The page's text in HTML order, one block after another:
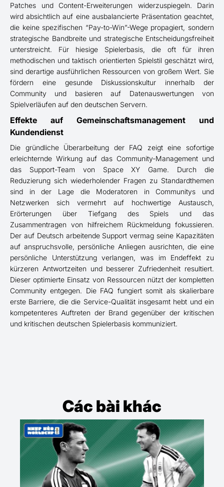
Patches und Content-Erweiterungen widerzuspiegeln. Darin
wird absichtlich auf eine ausbalancierte Präsentation geachtet,
die keine spezifischen “Pay-to-Win”-Wege propagiert, sondern
strategische Bandbreite und strategische Entscheidungsfreiheit
unterstreicht. Für hiesige Spielerbasis, die oft für ihren
methodischen und taktisch orientierten Spielstil geschätzt wird,
sind derartige ausführlichen Ressourcen von großem Wert. Sie
fördern eine gesunde Diskussionskultur innerhalb der
Community und basieren auf Datenauswertungen von
Spielverläufen auf den deutschen Servern.
Effekte auf Gemeinschaftsmanagement und
Kundendienst
Die gründliche Überarbeitung der FAQ zeigt eine sofortige
erleichternde Wirkung auf das Community-Management und
das Support-Team von Space XY Game. Durch die
Reduzierung sich wiederholender Fragen zu Standardthemen
sind in der Lage die Moderatoren in Communitys und
Netzwerken sich vermehrt auf hochwertige Austausch,
Erörterungen über Tiefgang des Spiels und das
Zusammentragen von hilfreichem Rückmeldung fokussieren.
Der auf Deutsch arbeitende Support vermag seine Kapazitäten
auf anspruchsvolle, persönliche Anliegen ausrichten, die eine
persönliche Unterstützung verlangen, was im Endeffekt zu
kürzeren Antwortzeiten und besserer Zufriedenheit resultiert.
Dieser optimierte Einsatz von Ressourcen nützt der kompletten
Community entgegen. Die FAQ fungiert somit als skalierbare
erste Barriere, die die Service-Qualität insgesamt hebt und ein
kompetenteres Auftreten der Brand gegenüber der kritischen
und kritischen deutschen Spielerbasis kommuniziert.
Các bài khác